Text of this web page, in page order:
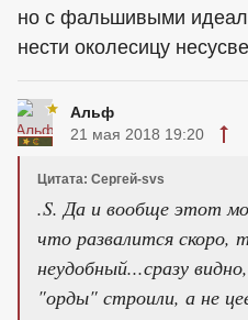
но с фальшивыми
нести околесицу
Альф
21 мая 2018 19:20
Цитата: Сергей-svs
.S. Да и вообще этот
что развалится скоро,
неудобный...сразу
"орды" строили, а не